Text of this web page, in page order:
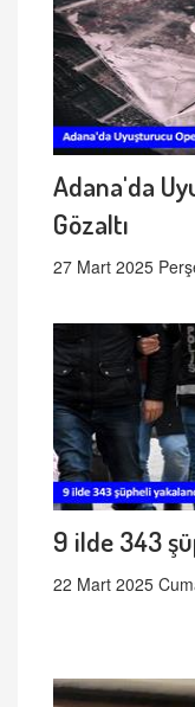
Adana'da
Gözaltı
27 Mart 2025
9 ilde 343
22 Mart 2025